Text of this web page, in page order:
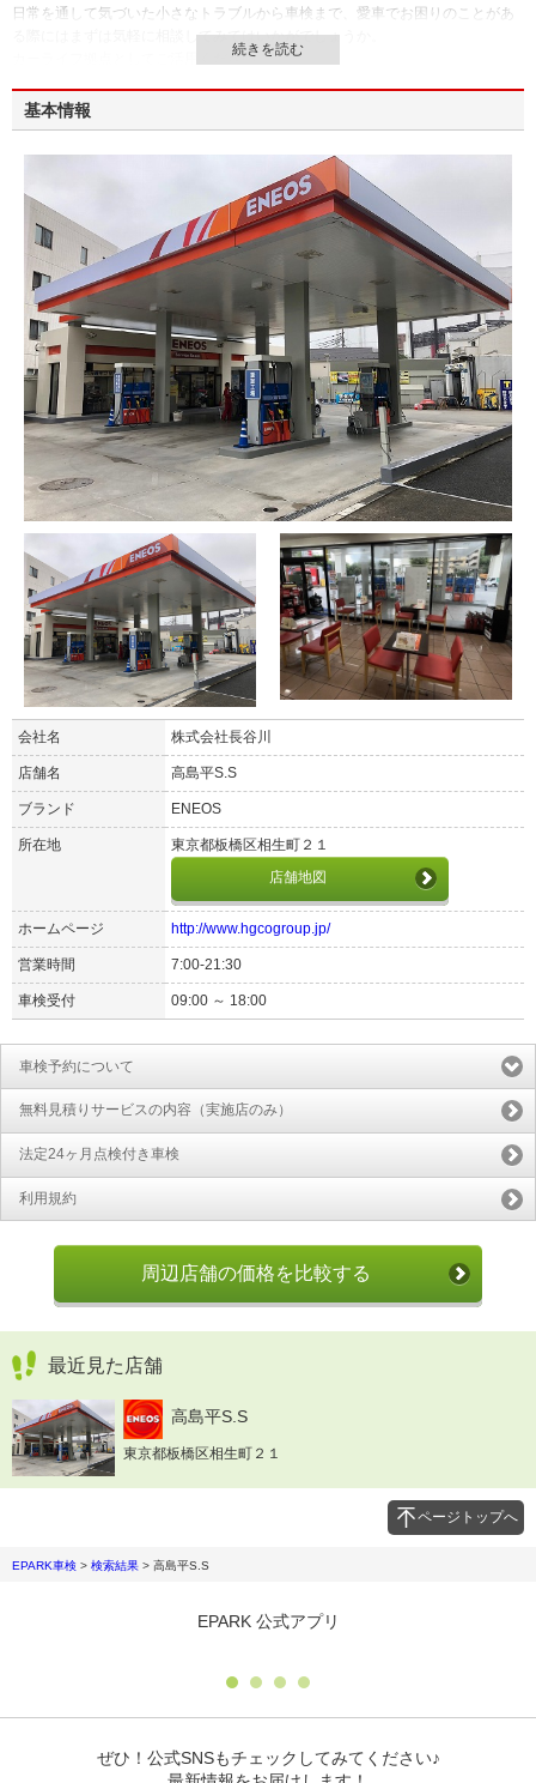
日常を通して気づいた小さなトラブルから車検まで、愛車でお困りのことがあ
る際にはまずは気軽に相談してみてはいかがでしょうか。
カーライフ拠点としてご活用ください。
基本情報
会社名 株式会社長谷川
店舗名 高島平S.S
ブランド ENEOS
所在地
東京都板橋区相生町２１
店舗地図
ホームページ http://www.hgcogroup.jp/
営業時間 7:00-21:30
車検受付 09:00 ～ 18:00
車検予約について
無料見積りサービスの内容（実施店のみ）
法定24ヶ月点検付き車検
利用規約
周辺店舗の価格を比較する
最近見た店舗
高島平S.S
東京都板橋区相生町２１
ページトップへ
EPARK車検 > 検索結果 > 高島平S.S